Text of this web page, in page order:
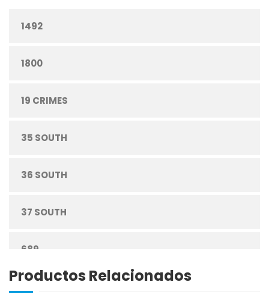
CIGARRILLOS
CONFITERÍA
CONGELADOS
CUIDADO PERSONAL
DESECHABLES
ENLATADOS
ESPECIAS
1492
1800
19 CRIMES
35 SOUTH
36 SOUTH
37 SOUTH
689
Productos Relacionados